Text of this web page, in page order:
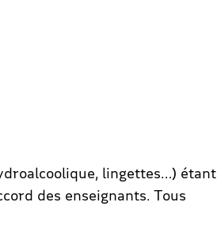
lingettes…) étant
des enseignants. Tous